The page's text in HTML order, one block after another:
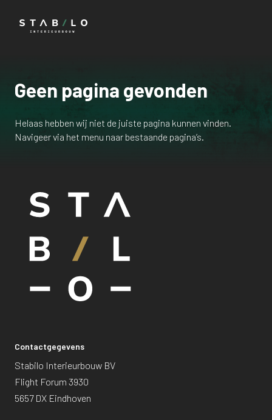
Geen pagina gevonden
Helaas hebben wij niet de juiste pagina kunnen vinden.
Navigeer via het menu naar bestaande pagina’s.
Contactgegevens
Stabilo Interieurbouw BV
Flight Forum 3930
5657 DX Eindhoven